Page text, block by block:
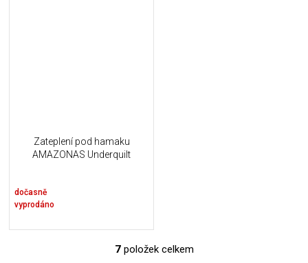
Zateplení pod hamaku
AMAZONAS Underquilt
dočasně
vyprodáno
O
7položek celkem